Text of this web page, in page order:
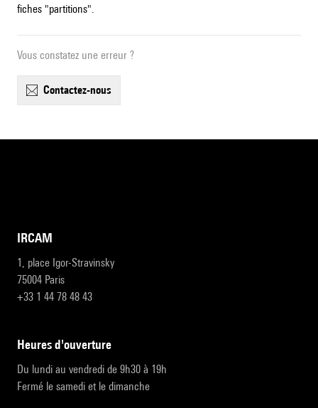
fiches "partitions".
Vous constatez une erreur ?
contactez-nous
IRCAM
1, place Igor-Stravinsky
75004 Paris
+33 1 44 78 48 43
heures d'ouverture
Du lundi au vendredi de 9h30 à 19h
Fermé le samedi et le dimanche